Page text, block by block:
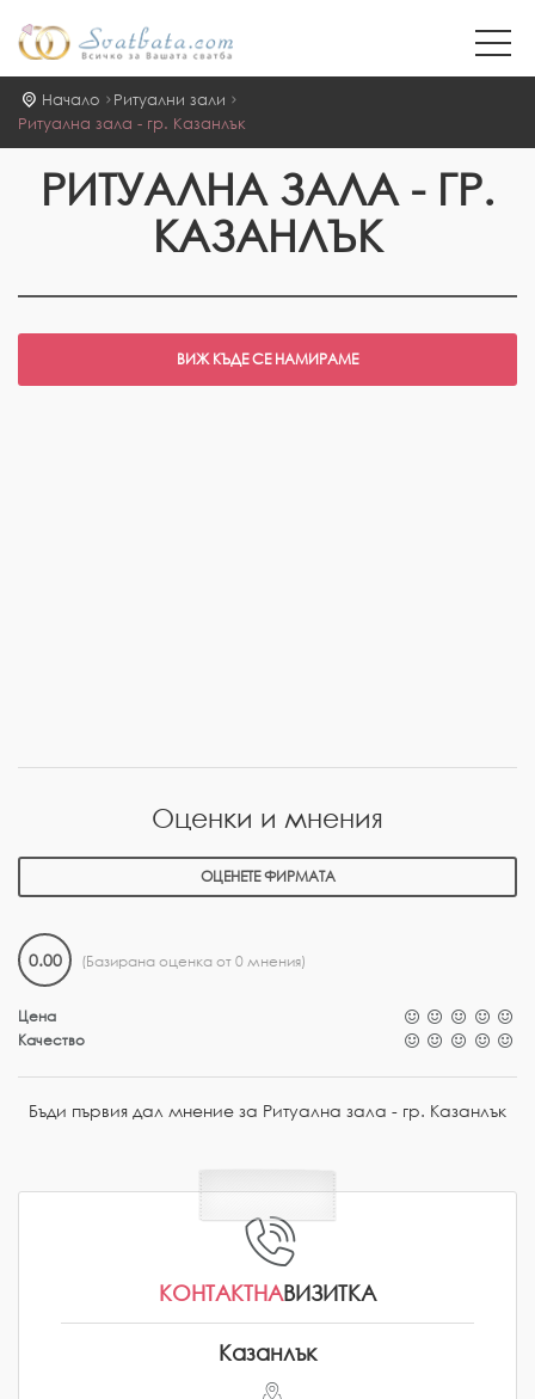
Начало
Ритуални зали
Ритуална зала - гр. Казанлък
РИТУАЛНА ЗАЛА - ГР.
КАЗАНЛЪК
Оценки и мнения
ОЦЕНЕТЕ ФИРМАТА
0.00 (Базирана оценка от 0 мнения)
Цена
Качество
Бъди първия дал мнение за Ритуална зала - гр. Казанлък
КОНТАКТНАВИЗИТКА
Казанлък